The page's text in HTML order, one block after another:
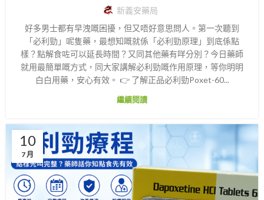
新義安藥局
好多男士都有早洩嘅困擾，但又唔好意思問人。第一次聽到
「必利勁」呢隻藥，最想知嘅就係「必利勁原理」到底係點
樣？點解食咗可以延長時間？又同其他藥有咩分別？今日藥師
就用最簡單嘅方式，同大家講解必利勁嘅作用原理，等你明明
白白用藥，安心有效。 👉 了解正品必利勁Poxet-60...
繼續閱讀
10
7 月